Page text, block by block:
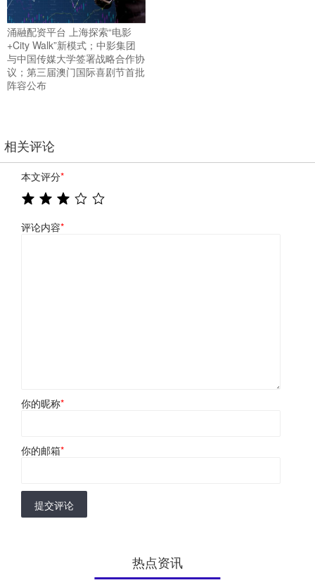
涌融配资平台 上海探索“电影
+City Walk”新模式；中影集团
与中国传媒大学签署战略合作协
议；第三届澳门国际喜剧节首批
阵容公布
相关评论
本文评分*
评论内容*
你的昵称*
你的邮箱*
提交评论
热点资讯